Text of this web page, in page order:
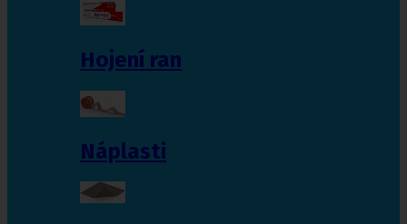
Hojení ran
Náplasti